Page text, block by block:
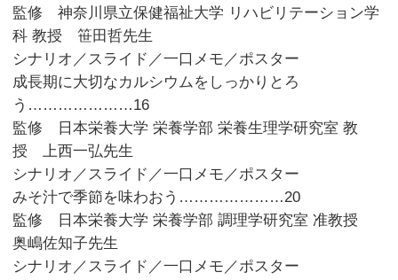
監修 神奈川県立保健福祉大学 リハビリテーション学
科 教授 笹田哲先生
シナリオ／スライド／一口メモ／ポスター
成長期に大切なカルシウムをしっかりとろ
う…………………16
監修 日本栄養大学 栄養学部 栄養生理学研究室 教
授 上西一弘先生
シナリオ／スライド／一口メモ／ポスター
みそ汁で季節を味わおう…………………20
監修 日本栄養大学 栄養学部 調理学研究室 准教授
奥嶋佐知子先生
シナリオ／スライド／一口メモ／ポスター